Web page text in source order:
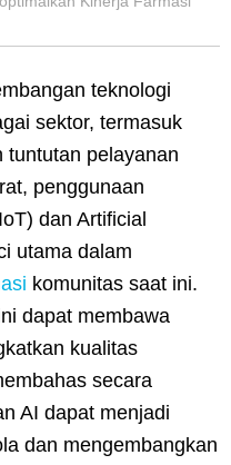
teknologi
sektor, termasuk
tuntutan pelayanan
penggunaan
dan Artificial
utama dalam
komunitas saat ini.
dapat membawa
kualitas
secara
AI dapat menjadi
dan mengembangkan